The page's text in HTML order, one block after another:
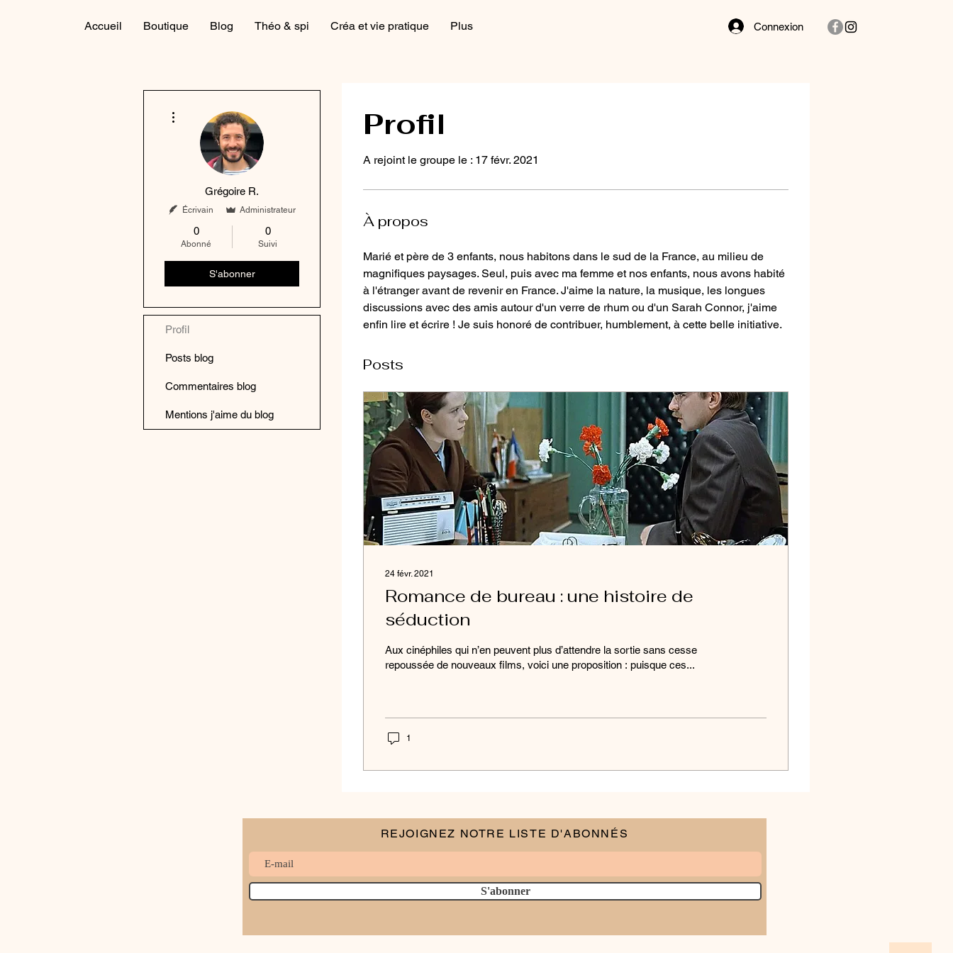
Accueil Boutique Blog Théo & spi Créa et vie pratique Plus Connexion
Profil
A rejoint le groupe le : 17 févr. 2021
À propos
Marié et père de 3 enfants, nous habitons dans le sud de la France, au milieu de
magnifiques paysages. Seul, puis avec ma femme et nos enfants, nous avons habité
à l'étranger avant de revenir en France. J'aime la nature, la musique, les longues
discussions avec des amis autour d'un verre de rhum ou d'un Sarah Connor, j'aime
enfin lire et écrire ! Je suis honoré de contribuer, humblement, à cette belle initiative.
Posts
24 févr. 2021
Romance de bureau : une histoire de
séduction
Aux cinéphiles qui n’en peuvent plus d’attendre la sortie sans cesse
repoussée de nouveaux films, voici une proposition : puisque ces...
1
Grégoire R.
Écrivain Administrateur
0
Abonné
0
Suivi
S'abonner
Profil
Posts blog
Commentaires blog
Mentions j'aime du blog
REJOIGNEZ NOTRE LISTE D'ABONNÉS
S'abonner